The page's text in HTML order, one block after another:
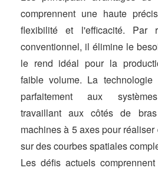
comprennent une haute
flexibilité et l'efficacité. Par
conventionnel, il élimine le
le rend idéal pour la
faible volume. La technologie
parfaitement aux systèmes
travaillant aux côtés de
machines à 5 axes pour
sur des courbes spatiales
Les défis actuels